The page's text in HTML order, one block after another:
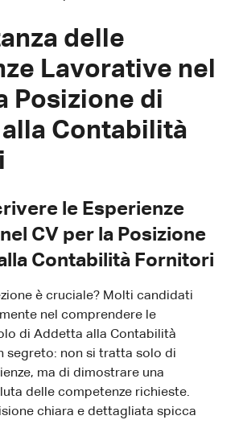
delle
Lavorative nel
Posizione di
Contabilità
le Esperienze
CV per la Posizione
Contabilità Fornitori
è cruciale? Molti candidati
nel comprendere le
di Addetta alla Contabilità
segreto: non si tratta solo di
ma di dimostrare una
delle competenze richieste.
chiara e dettagliata spicca